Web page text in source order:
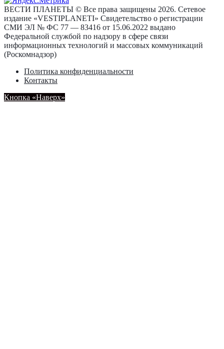
ВЕСТИ ПЛАНЕТЫ © Все права защищены 2026. Сетевое
издание «VESTIPLANETI» Свидетельство о регистрации
СМИ ЭЛ № ФС 77 — 83416 от 15.06.2022 выдано
Федеральной службой по надзору в сфере связи
информационных технологий и массовых коммуникаций
(Роскомнадзор)
Политика конфиденциальности
Контакты
Кнопка «Наверх»